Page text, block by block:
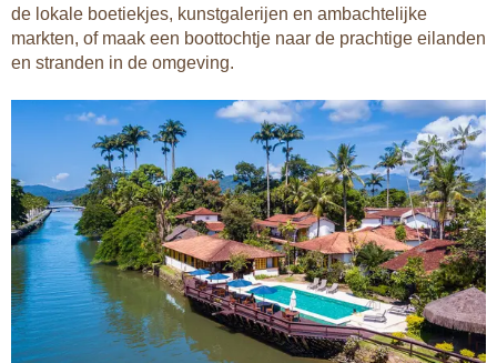
de lokale boetiekjes, kunstgalerijen en ambachtelijke
markten, of maak een boottochtje naar de prachtige eilanden
en stranden in de omgeving.